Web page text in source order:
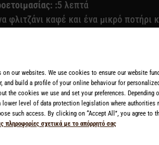
:5 λεπτά
φλιτζάνι καφέ και ένα μικρό ποτήρι
νιφάδες μαύρης σοκολάτας και μια
our websites. We use cookies to ensure our website
build a profile of your online behaviour for
the cookies we use and set your preferences. Depending
level of data protection legislation where authorities
such access. By clicking on “Accept All”, you agree to
πληροφορίες σχετικά με το απόρρητό σας